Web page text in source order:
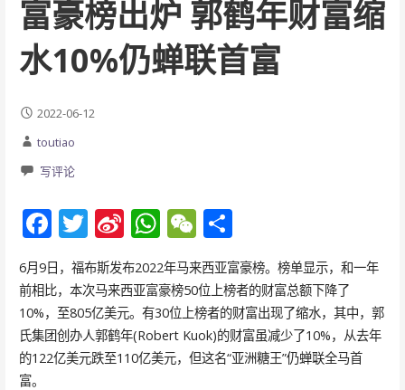
富豪榜出炉 郭鹤年财富缩
水10%仍蝉联首富
2022-06-12
toutiao
写评论
F
ac
e
b
o
o
T
w
itt
er
Si
n
a
W
ei
b
W
h
at
s
A
p
W
e
C
h
at
分
享
6月9日，福布斯发布2022年马来西亚富豪榜。榜单显示，和一年
前相比，本次马来西亚富豪榜50位上榜者的财富总额下降了
10%，至805亿美元。有30位上榜者的财富出现了缩水，其中，郭
氏集团创办人郭鹤年(Robert Kuok)的财富虽减少了10%，从去年
的122亿美元跌至110亿美元，但这名“亚洲糖王”仍蝉联全马首
富。